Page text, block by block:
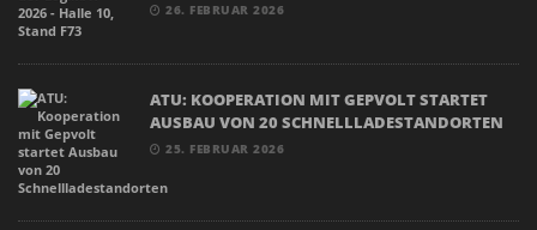
26. FEBRUAR 2026
ATU: KOOPERATION MIT GEPVOLT STARTET
AUSBAU VON 20 SCHNELLLADESTANDORTEN
25. FEBRUAR 2026